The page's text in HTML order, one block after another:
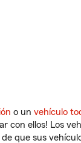
o un vehículo
con ellos! Los
que sus